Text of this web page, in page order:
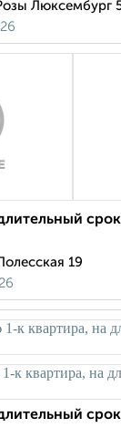
Люксембург
19